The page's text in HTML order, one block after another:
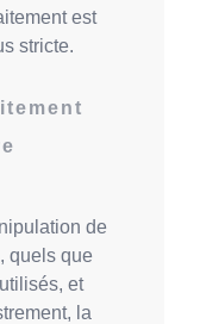
est
stricte.
de
quels que
et
la